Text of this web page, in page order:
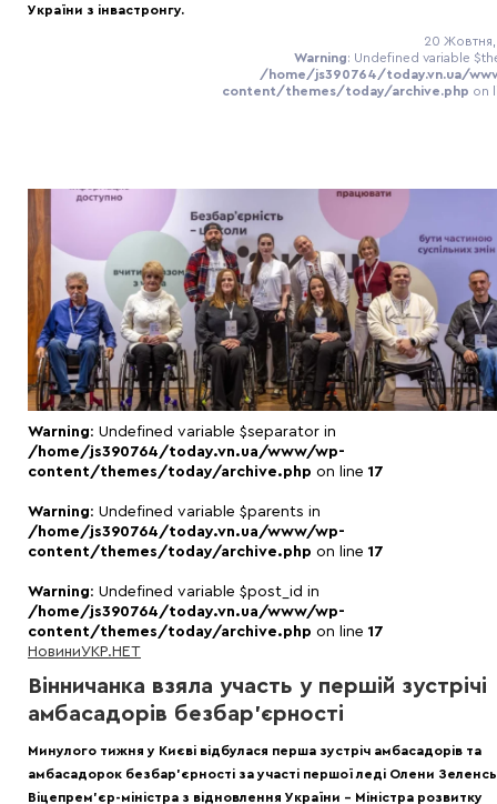
України з інвастронгу.
20
Warning: Undefined variable
/home/js390764/today.vn.ua/
content/themes/today/archive.php on
Warning: Undefined variable $separator in
/home/js390764/today.vn.ua/www/wp-
content/themes/today/archive.php on line 17
Warning: Undefined variable $parents in
/home/js390764/today.vn.ua/www/wp-
content/themes/today/archive.php on line 17
Warning: Undefined variable $post_id in
/home/js390764/today.vn.ua/www/wp-
content/themes/today/archive.php on line 17
НовиниУКР.НЕТ
Вінничанка взяла участь у першій зустрічі
амбасадорів безбар’єрності
Минулого тижня у Києві відбулася перша зустріч амбасадорів та
амбасадорок безбар’єрності за участі першої леді Олени
Віцепрем’єр-міністра з відновлення України – Міністра розвитку